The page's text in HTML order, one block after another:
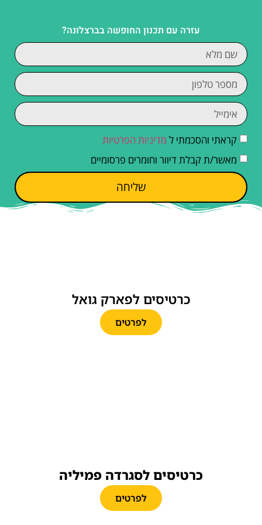
עזרה עם תכנון החופשה בברצלונה?
קראתי והסכמתי ל מדיניות הפרטיות
מאשר/ת קבלת דיוור וחומרים פרסומיים
שליחה
כרטיסים לפארק גואל
לפרטים
כרטיסים לסגרדה פמיליה
לפרטים